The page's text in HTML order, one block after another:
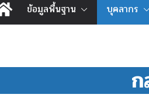
ข้อมูลพื้นฐาน บุคลากร
ก